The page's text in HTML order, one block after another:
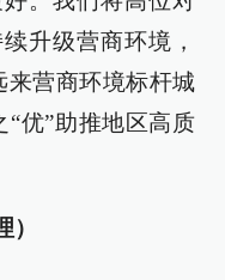
升级营商环境，
来营商环境标杆城
优”助推地区高质